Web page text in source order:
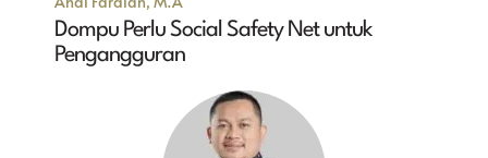
Dompu Perlu Social Safety Net untuk
Pengangguran